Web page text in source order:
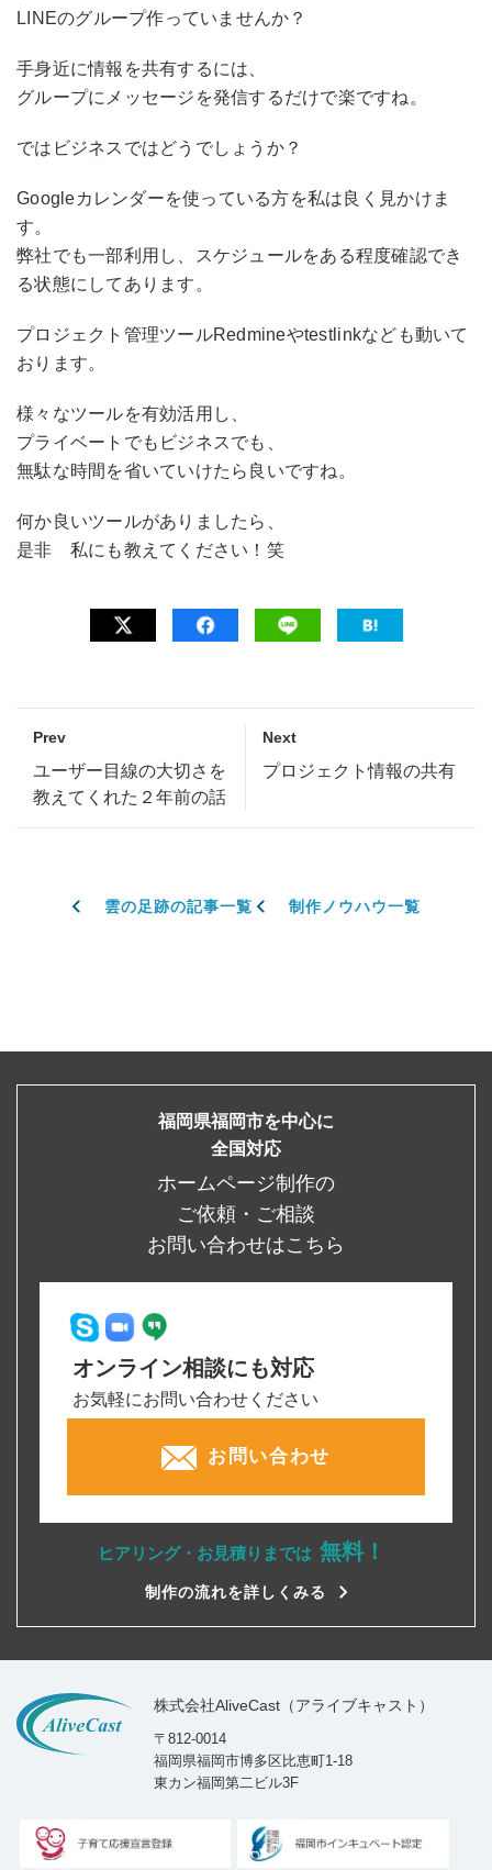
LINEのグループ作っていませんか？
手身近に情報を共有するには、
グループにメッセージを発信するだけで楽ですね。
ではビジネスではどうでしょうか？
Googleカレンダーを使っている方を私は良く見かけま
す。
弊社でも一部利用し、スケジュールをある程度確認でき
る状態にしてあります。
プロジェクト管理ツールRedmineやtestlinkなども動いて
おります。
様々なツールを有効活用し、
プライベートでもビジネスでも、
無駄な時間を省いていけたら良いですね。
何か良いツールがありましたら、
是非 私にも教えてください！笑
Prev
ユーザー目線の大切さを
教えてくれた２年前の話
Next
プロジェクト情報の共有
雲の足跡の記事一覧 制作ノウハウ一覧
福岡県福岡市を中心に
全国対応
ホームページ制作の
ご依頼・ご相談
お問い合わせはこちら
オンライン相談にも対応
お気軽にお問い合わせください
お問い合わせ
ヒアリング・お見積りまでは 無料！
制作の流れを詳しくみる
株式会社AliveCast（アライブキャスト）
〒812-0014
福岡県福岡市博多区比恵町1-18
東カン福岡第二ビル3F